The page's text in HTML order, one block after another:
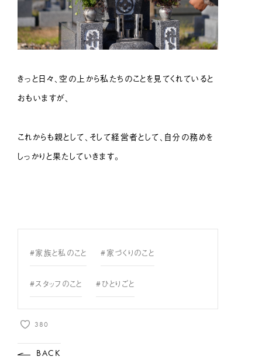
きっと日々、空の上から私たちのことを見てくれていると
おもいますが、
これからも親として、そして経営者として、自分の務めを
しっかりと果たしていきます。
#家族と私のこと #家づくりのこと
#スタッフのこと #ひとりごと
380
BACK